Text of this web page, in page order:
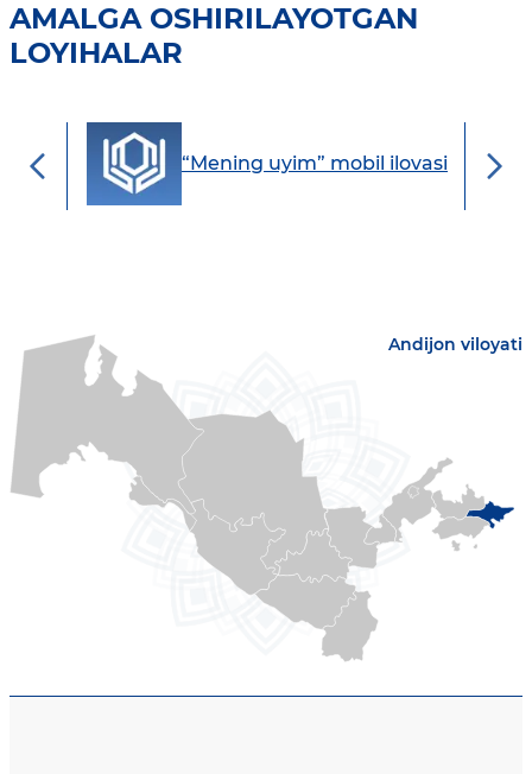
AMALGA OSHIRILAYOTGAN
LOYIHALAR
“Mening uyim” mobil ilovasi
Andijon viloyati